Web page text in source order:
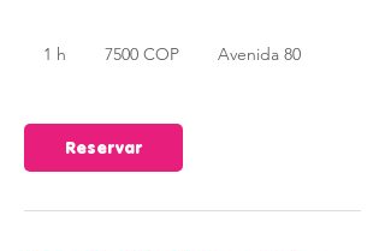
1 h
colombianos
7500 COP Avenida 80
Reservar